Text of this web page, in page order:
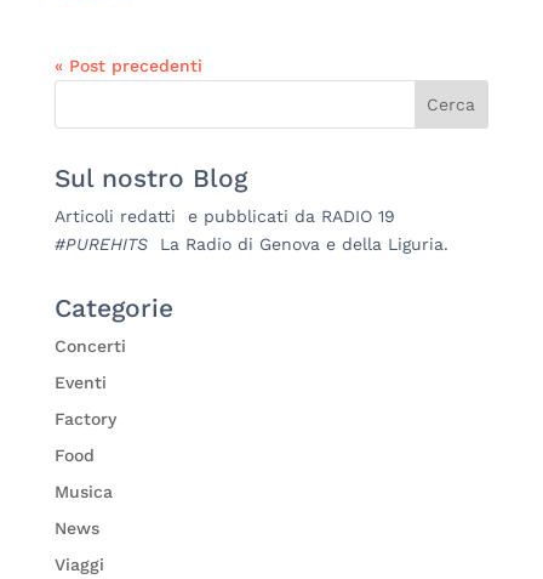
« Post precedenti
Sul nostro Blog
Articoli redatti e pubblicati da RADIO 19
#PUREHITS La Radio di Genova e della Liguria.
Categorie
Concerti
Eventi
Factory
Food
Musica
News
Viaggi